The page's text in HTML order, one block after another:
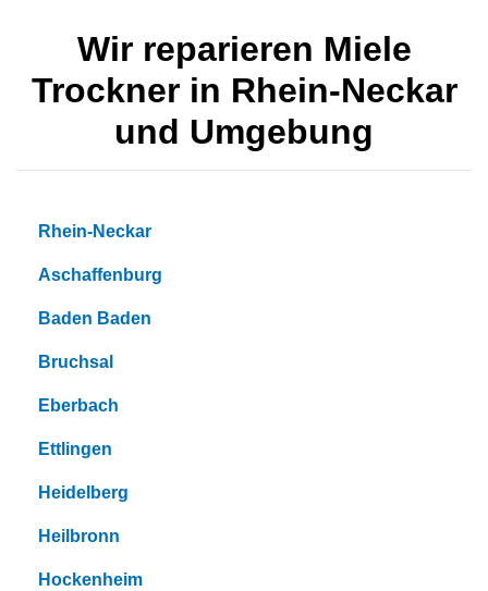
Wir reparieren Miele
Trockner in Rhein-Neckar
und Umgebung
Rhein-Neckar
Aschaffenburg
Baden Baden
Bruchsal
Eberbach
Ettlingen
Heidelberg
Heilbronn
Hockenheim